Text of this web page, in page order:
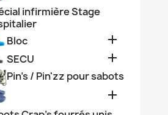
infirmière Stage
Bloc

SECU 
Pin's / Pin'zz pour sabots
